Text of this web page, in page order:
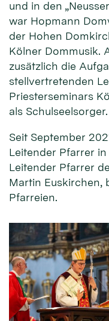
und in den
war Hopmann
der Hohen
Kölner Dommusik.
zusätzlich die
stellvertretenden
Priesterseminars
als Schulseelsorger.
Seit September
Leitender Pfarrer
Leitender Pfarrer
Martin Euskirchen,
Pfarreien.